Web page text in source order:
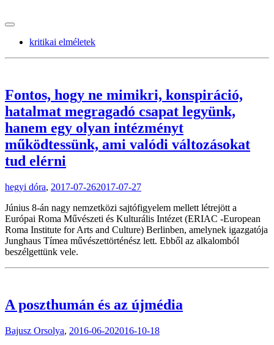
kritikai elméletek
Fontos, hogy ne mimikri, konspiráció,
hatalmat megragadó csapat legyünk,
hanem egy olyan intézményt
működtessünk, ami valódi változásokat
tud elérni
hegyi dóra, 2017-07-262017-07-27
Június 8-án nagy nemzetközi sajtófigyelem mellett létrejött a
Európai Roma Művészeti és Kulturális Intézet (ERIAC -European
Roma Institute for Arts and Culture) Berlinben, amelynek igazgatója
Junghaus Tímea művészettörténész lett. Ebből az alkalomból
beszélgettünk vele.
A poszthumán és az újmédia
Bajusz Orsolya, 2016-06-202016-10-18